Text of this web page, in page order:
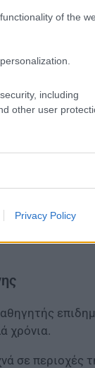
of the
including
other user
Privacy Policy
ακόμη πλήρη
από τον
ότι το
για την
χρόνια.
σε περιοχές